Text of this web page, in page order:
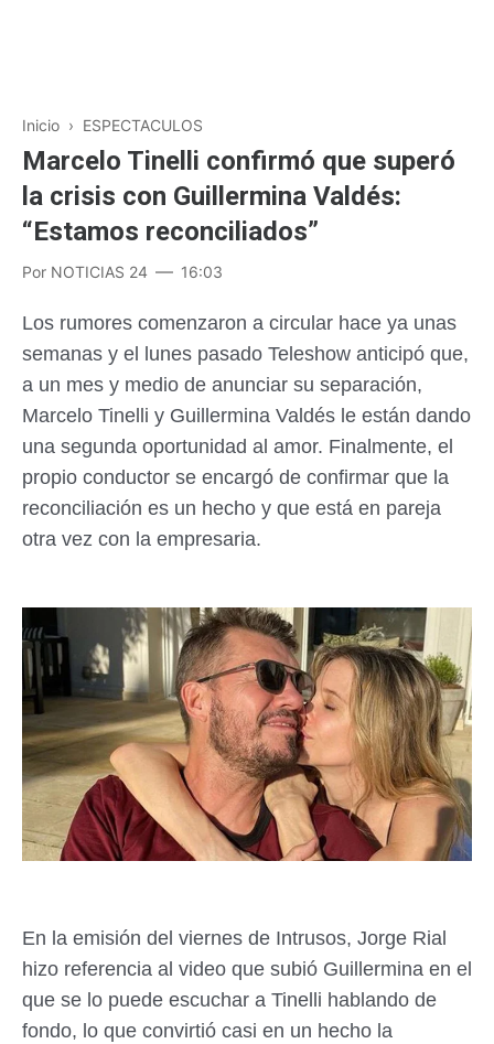
Inicio › ESPECTACULOS
Marcelo Tinelli confirmó que superó
la crisis con Guillermina Valdés:
“Estamos reconciliados”
Por NOTICIAS 24 16:03
Los rumores comenzaron a circular hace ya unas
semanas y el lunes pasado Teleshow anticipó que,
a un mes y medio de anunciar su separación,
Marcelo Tinelli y Guillermina Valdés le están dando
una segunda oportunidad al amor. Finalmente, el
propio conductor se encargó de confirmar que la
reconciliación es un hecho y que está en pareja
otra vez con la empresaria.
En la emisión del viernes de Intrusos, Jorge Rial
hizo referencia al video que subió Guillermina en el
que se lo puede escuchar a Tinelli hablando de
fondo, lo que convirtió casi en un hecho la